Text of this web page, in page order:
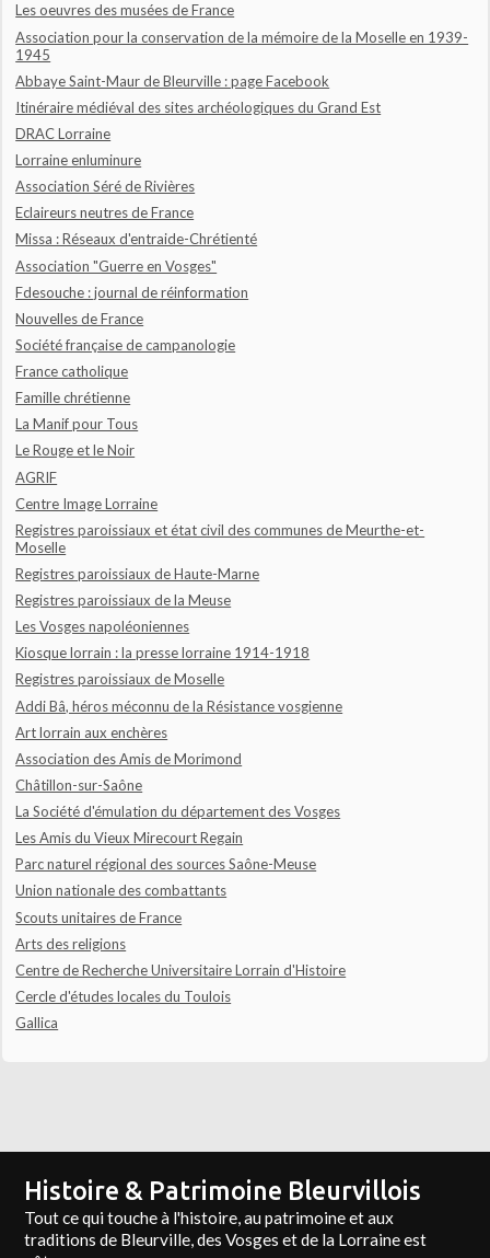
Les oeuvres des musées de France
Association pour la conservation de la mémoire de la Moselle en 1939-
1945
Abbaye Saint-Maur de Bleurville : page Facebook
Itinéraire médiéval des sites archéologiques du Grand Est
DRAC Lorraine
Lorraine enluminure
Association Séré de Rivières
Eclaireurs neutres de France
Missa : Réseaux d'entraide-Chrétienté
Association "Guerre en Vosges"
Fdesouche : journal de réinformation
Nouvelles de France
Société française de campanologie
France catholique
Famille chrétienne
La Manif pour Tous
Le Rouge et le Noir
AGRIF
Centre Image Lorraine
Registres paroissiaux et état civil des communes de Meurthe-et-
Moselle
Registres paroissiaux de Haute-Marne
Registres paroissiaux de la Meuse
Les Vosges napoléoniennes
Kiosque lorrain : la presse lorraine 1914-1918
Registres paroissiaux de Moselle
Addi Bâ, héros méconnu de la Résistance vosgienne
Art lorrain aux enchères
Association des Amis de Morimond
Châtillon-sur-Saône
La Société d'émulation du département des Vosges
Les Amis du Vieux Mirecourt Regain
Parc naturel régional des sources Saône-Meuse
Union nationale des combattants
Scouts unitaires de France
Arts des religions
Centre de Recherche Universitaire Lorrain d'Histoire
Cercle d'études locales du Toulois
Gallica
Histoire & Patrimoine Bleurvillois
Tout ce qui touche à l'histoire, au patrimoine et aux
traditions de Bleurville, des Vosges et de la Lorraine est